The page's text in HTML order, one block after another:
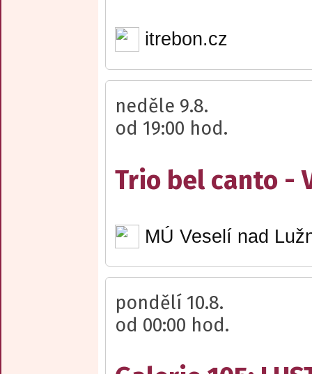
itrebon.cz
neděle 9.8.
od 19:00 hod.
Trio bel canto -
MÚ Veselí nad
pondělí 10.8.
od 00:00 hod.